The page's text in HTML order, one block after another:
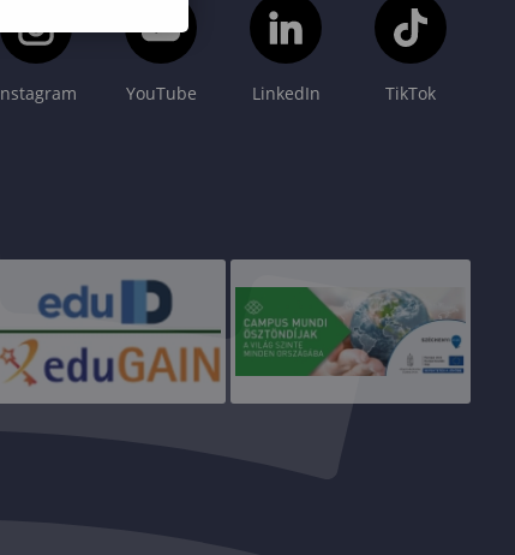
YouTube LinkedIn TikTok